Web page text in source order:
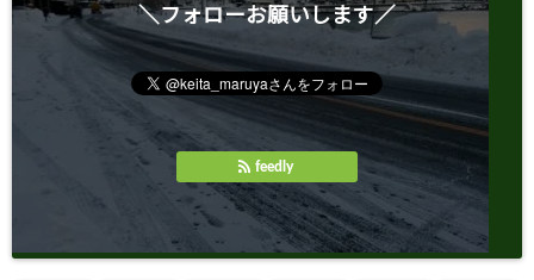
＼フォローお願いします／
feedly